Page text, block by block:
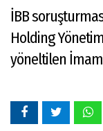
İBB
Holding
yöneltilen